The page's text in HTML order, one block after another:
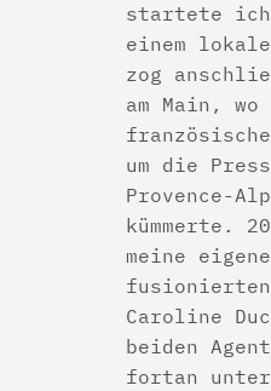
startete ich
einem
zog
am Main,
um die
Provence-
kümmerte.
meine
Caroline
beiden
fortan unter